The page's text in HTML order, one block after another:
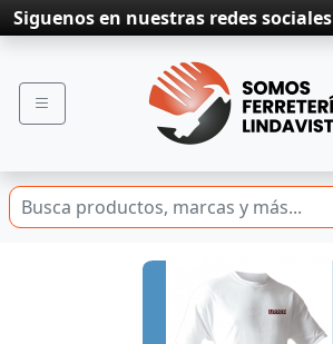
Siguenos en nuestras redes sociales